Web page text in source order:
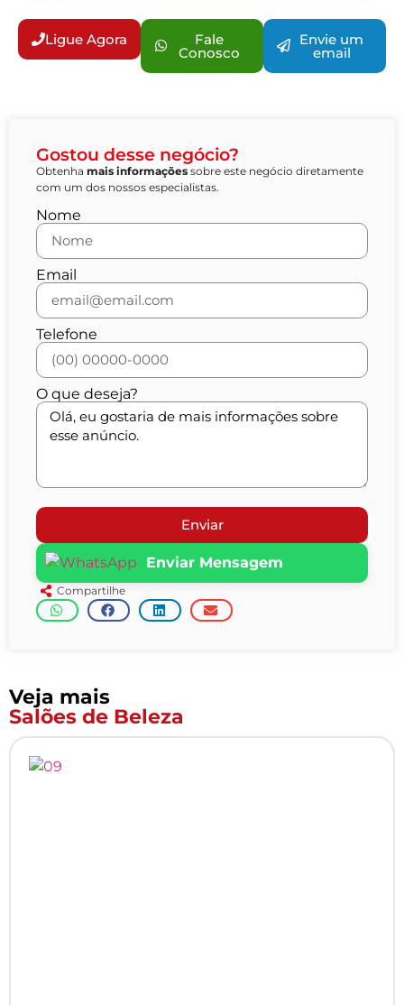
Ligue Agora Fale
Conosco
Envie um
email
Gostou desse negócio?
Obtenha mais informações sobre este negócio diretamente
com um dos nossos especialistas.
Nome
Email
Telefone
O que deseja?
Enviar
Enviar Mensagem
Compartilhe
Veja mais
Salões de Beleza